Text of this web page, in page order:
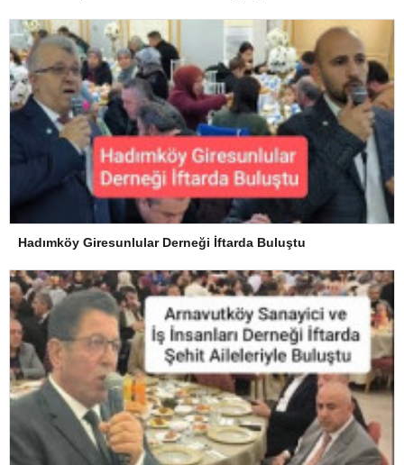
Hadımköy Giresunlular Derneği İftarda Buluştu